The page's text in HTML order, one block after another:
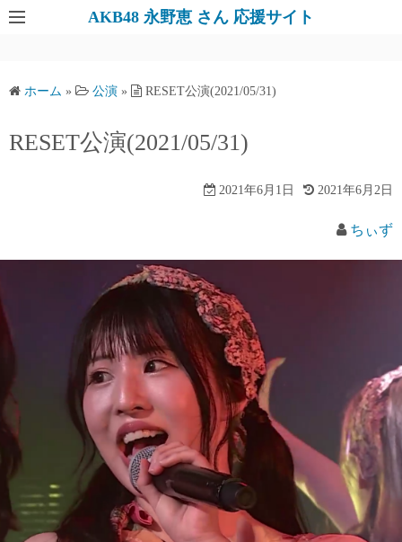
AKB48 永野恵 さん 応援サイト
ホーム » 公演 » RESET公演(2021/05/31)
RESET公演(2021/05/31)
2021年6月1日 2021年6月2日
ちぃず